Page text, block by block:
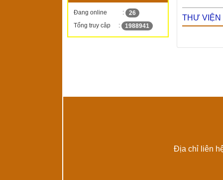
Đang online :
26
Tổng truy câp
: 1988941
THƯ VIỆN
Địa chỉ liên